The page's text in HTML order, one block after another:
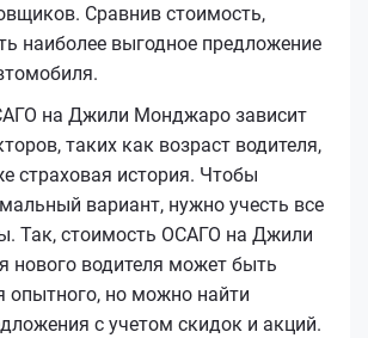
Сравнив стоимость,
наиболее выгодное предложение
на Джили Монджаро зависит
таких как возраст водителя,
страховая история. Чтобы
вариант, нужно учесть все
Так, стоимость ОСАГО на Джили
нового водителя может быть
опытного, но можно найти
с учетом скидок и акций.